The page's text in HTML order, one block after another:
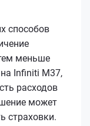
способов
меньше
Infiniti M37,
расходов
может
страховки.